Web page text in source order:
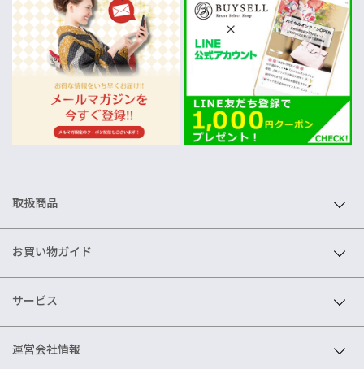
取扱商品
お買い物ガイド
サービス
運営会社情報